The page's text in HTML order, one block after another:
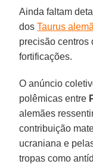
Ainda faltam
dosTaurus
precisão centros
fortificações.
O anúncio
polêmicas entre
alemães
contribuição
ucraniana e
tropas como